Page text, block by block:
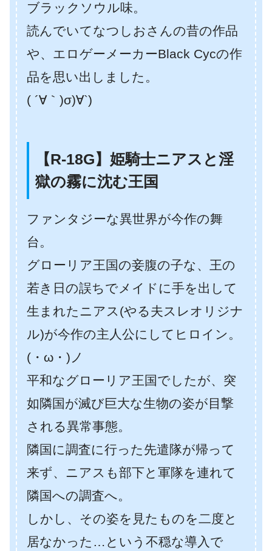
ブラックソウル味。
読んでいてなつしおさんの昔の作品
や、エロゲーメーカーBlack Cycの作
品を思い出しました。
( ´∀｀)σ)∀`)
【R-18G】姫騎士ニアスと淫
獄の霧に沈む王国
ファンタジーな異世界が今作の舞
台。
グローリア王国の妾腹の子な、王の
若き日の誤ちでメイドに手を出して
生まれたニアス(やる夫スレオリジナ
ル)が今作の主人公にしてヒロイン。
(・ω・)ノ
平和なグローリア王国でしたが、突
如隣国が滅び巨大な生物の姿が目撃
される異常事態。
隣国に調査に行った先遣隊が帰って
来ず、ニアスも部下と軍隊を連れて
隣国への調査へ。
しかし、その姿を見たものを二度と
居なかった…という不穏な導入で